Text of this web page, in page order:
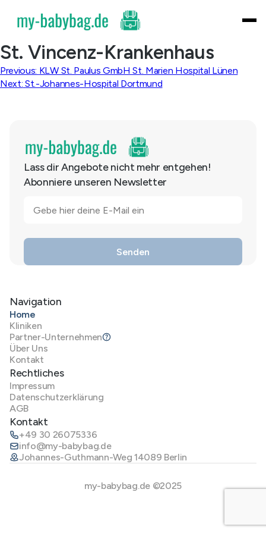
content
St. Vincenz-Krankenhaus
Beitragsnavigation
Previous: KLW St. Paulus GmbH St. Marien Hospital Lünen
Next: St.-Johannes-Hospital Dortmund
Lass dir Angebote nicht mehr entgehen!
Abonniere unseren Newsletter
Navigation
Home
Kliniken
Partner-Unternehmen
Über Uns
Kontakt
Rechtliches
Impressum
Datenschutzerklärung
AGB
Kontakt
+49 30 26075336
info@my-babybag.de
Johannes-Guthmann-Weg 14089 Berlin
my-babybag.de ©2025